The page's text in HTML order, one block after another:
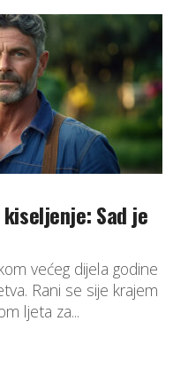
Sad je
većeg dijela godine
Rani se sije krajem
ljeta za...